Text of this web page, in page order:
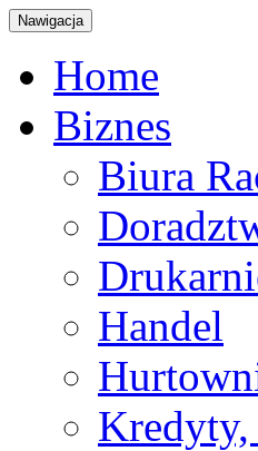
Nawigacja
Home
Biznes
Biura
Handel
Kredyty,